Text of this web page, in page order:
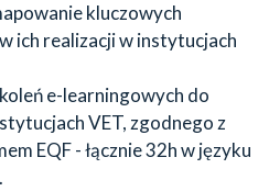
kluczowych
ich realizacji w instytucjach
e-learningowych do
VET, zgodnego z
EQF - łącznie 32h w języku